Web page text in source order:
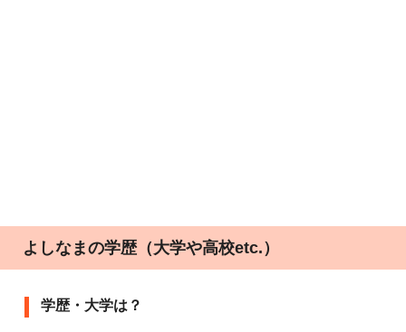
よしなまの学歴（大学や高校etc.）
学歴・大学は？